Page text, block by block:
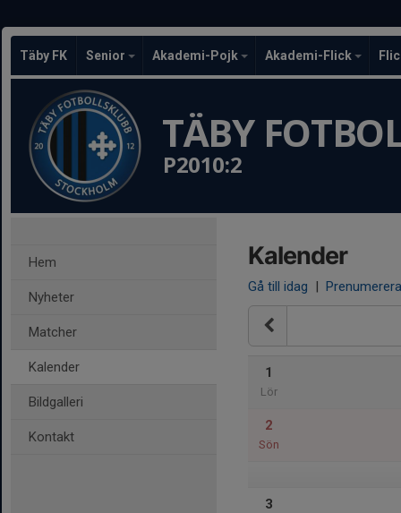
Täby FK Senior Akademi-Pojk Akademi-Flick
TÄBY
P2010:2
Hem
Nyheter
Matcher
Kalender
Bildgalleri
Kontakt
Kalender
Gå till idag | Prenumerera
1
Lör
2
Sön
3